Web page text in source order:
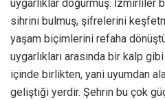
uygarlıklar doğurmuş. İzmirliler
sihrini bulmuş, şifrelerini
yaşam biçimlerini refaha
uygarlıkları arasında bir kalp
içinde birlikten, yani uyumdan
geliştiği yerdir. Şehrin bu çok